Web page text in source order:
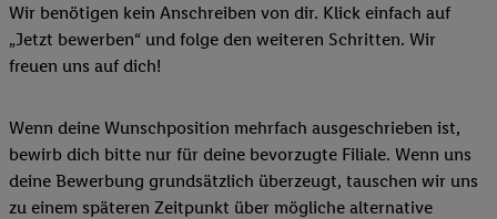
Wir benötigen kein Anschreiben von dir. Klick einfach auf
„Jetzt bewerben“ und folge den weiteren Schritten. Wir
freuen uns auf dich!
Wenn deine Wunschposition mehrfach ausgeschrieben ist,
bewirb dich bitte nur für deine bevorzugte Filiale. Wenn uns
deine Bewerbung grundsätzlich überzeugt, tauschen wir uns
zu einem späteren Zeitpunkt über mögliche alternative